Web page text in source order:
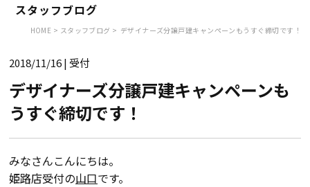
来店予約
HOME
物件検索
スタッフブログ
HOME > スタッフブログ > デザイナーズ分譲戸建キャンペーンもうすぐ締切です！
2018/11/16| 受付
デザイナーズ分譲戸建キャンペーンも
うすぐ締切です！
みなさんこんにちは。
姫路店受付の山口です。